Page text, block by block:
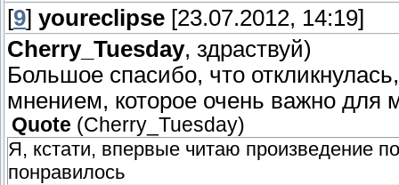
[9] youreclipse [23.07.2012, 14:19]
Cherry_Tuesday, здраствуй)
Большое спасибо, что
мнением, которое очень важно для
Quote (Cherry_Tuesday)
Я, кстати, впервые читаю произведение
понравилось